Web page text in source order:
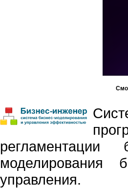
регламентации
моделирования
управления.